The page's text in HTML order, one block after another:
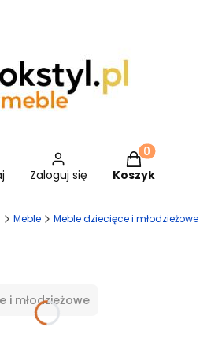
wyszukiwarkę
Zaloguj się
Produkty w
Koszyk
Meble Meble dziecięce i młodzieżowe
i młodzieżowe